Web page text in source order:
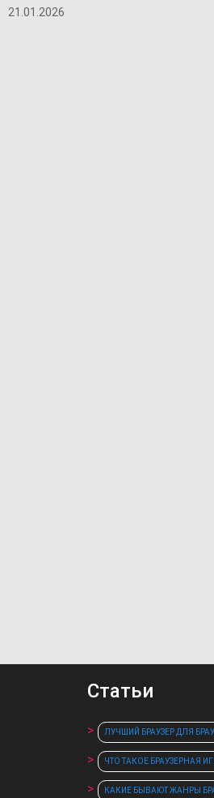
21.01.2026
Статьи
ЛУЧШИЙ БРАУЗЕР ДЛЯ
ЧТО ТАКОЕ БРАУЗЕРНАЯ
КАКИЕ БЫВАЮТ ЖАНРЫ